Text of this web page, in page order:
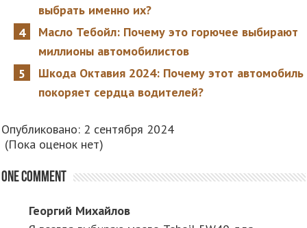
выбрать именно их?
Масло Тебойл: Почему это горючее выбирают
миллионы автомобилистов
Шкода Октавия 2024: Почему этот автомобиль
покоряет сердца водителей?
Опубликовано: 2 сентября 2024
(Пока оценок нет)
One comment
Георгий Михайлов